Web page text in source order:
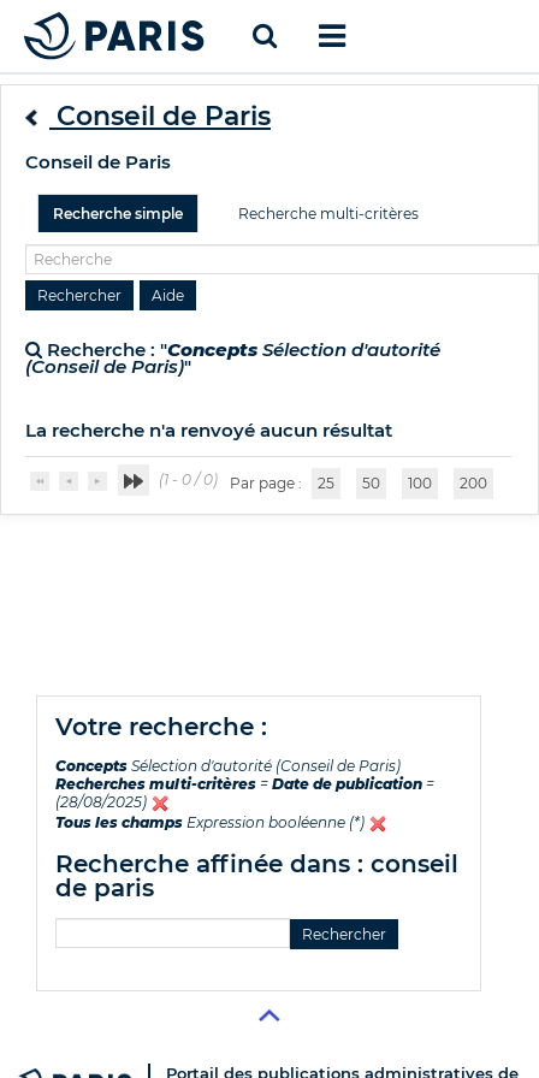
Conseil de Paris
Conseil de Paris
Recherche simple Recherche multi-critères
Recherche : "Concepts Sélection d'autorité
(Conseil de Paris)"
La recherche n'a renvoyé aucun résultat
(1 - 0 / 0) Par page : 25 50 100 200
votre recherche :
Concepts Sélection d'autorité (Conseil de Paris)
Recherches multi-critères = Date de publication =
(28/08/2025)
Tous les champs Expression booléenne (*)
recherche affinée dans : conseil
de paris
Portail des publications administratives de